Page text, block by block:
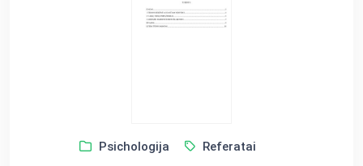
Psichologija Referatai